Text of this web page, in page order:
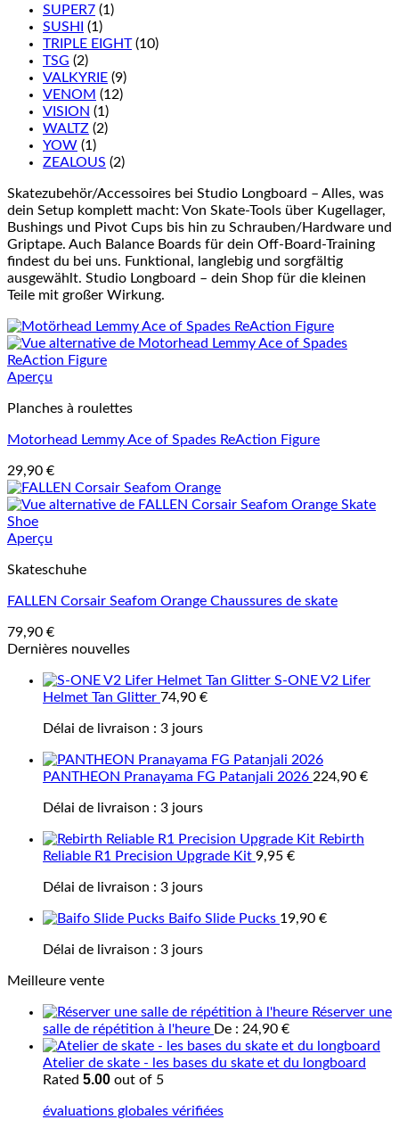
SUPER7 (1)
SUSHI
(1)
TRIPLE EIGHT (10)
TSG (2)
VALKYRIE (9)
VENOM (12)
VISION (1)
WALTZ (2)
YOW (1)
ZEALOUS (2)
Skatezubehör/Accessoires bei Studio Longboard – Alles, was
dein Setup komplett macht: Von Skate-Tools über Kugellager,
Bushings und Pivot Cups bis hin zu Schrauben/Hardware und
Griptape. Auch Balance Boards für dein Off-Board-Training
findest du bei uns. Funktional, langlebig und sorgfältig
ausgewählt. Studio Longboard – dein Shop für die kleinen
Teile mit großer Wirkung.
Aperçu
Planches à roulettes
Motorhead Lemmy Ace of Spades ReAction Figure
29,90 €
Aperçu
Skateschuhe
FALLEN Corsair Seafom Orange Chaussures de skate
79,90 €
Dernières nouvelles
S-ONE V2 Lifer
Helmet Tan Glitter 74,90 €
Délai de livraison : 3 jours
PANTHEON Pranayama FG Patanjali 2026 224,90 €
Délai de livraison : 3 jours
Rebirth
Reliable R1 Precision Upgrade Kit 9,95 €
Délai de livraison : 3 jours
Baifo Slide Pucks 19,90 €
Délai de livraison : 3 jours
Meilleure vente
Réserver une
salle de répétition à l'heure De : 24,90 €
Atelier de skate - les bases du skate et du longboard
Rated 5.00 out of 5
évaluations globales vérifiées